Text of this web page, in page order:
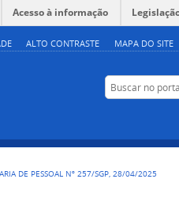
ALTO CONTRASTE MAPA DO SITE
Acesso à informação
Buscar no portal
DE PESSOAL Nº 257/SGP, 28/04/2025